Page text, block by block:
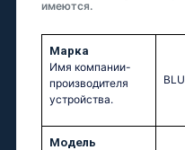
имеются.
Марка
Имя компании-
производителя
устройства.
BLU
Модель